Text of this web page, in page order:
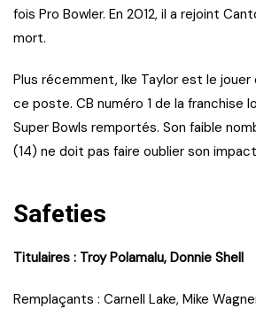
fois Pro Bowler. En 2012, il a rejoint
mort.
Plus récemment, Ike Taylor est le jouer
ce poste. CB numéro 1 de la franchise
Super Bowls remportés. Son faible
(14) ne doit pas faire oublier son
Safeties
Titulaires : Troy Polamalu, Donnie Shell
Remplaçants : Carnell Lake, Mike